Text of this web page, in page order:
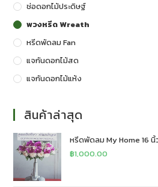
ช่อดอกไม้ประดิษฐ์
พวงหรีด Wreath
หรีดพัดลม Fan
แจกันดอกไม้สด
แจกันดอกไม้แห้ง
สินค้าล่าสุด
หรีดพัดลม My Home 16
฿1,000.00